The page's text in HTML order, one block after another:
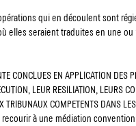
qui en découlent sont
elles seraient traduites en une
CONCLUES EN APPLICATION
LEUR RESILIATION, LEURS
TRIBUNAUX COMPETENTS DANS
à une médiation